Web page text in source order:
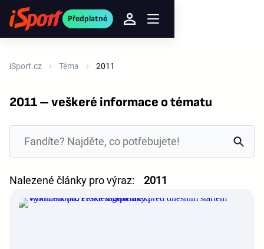
Předplatné
iSport.cz Téma 2011
2011 – veškeré informace o tématu
Nalezené články pro výraz: 2011